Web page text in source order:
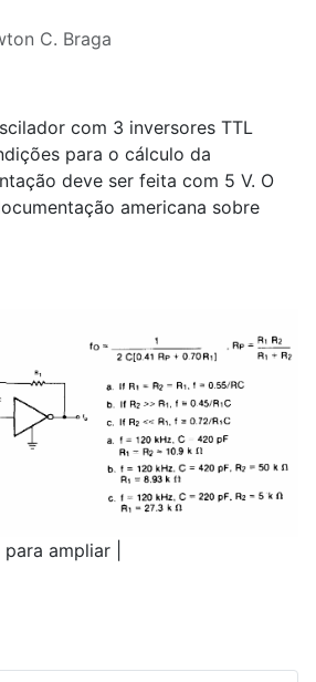
C. Braga
com 3 inversores TTL
para o cálculo da
deve ser feita com 5 V. O
americana sobre
ampliar |